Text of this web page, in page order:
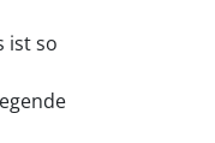
ist so